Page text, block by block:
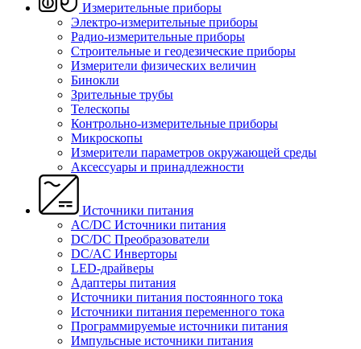
Измерительные приборы
Электро-измерительные приборы
Радио-измерительные приборы
Строительные и геодезические приборы
Измерители физических величин
Бинокли
Зрительные трубы
Телескопы
Контрольно-измерительные приборы
Микроскопы
Измерители параметров окружающей среды
Аксессуары и принадлежности
Источники питания
AC/DC Источники питания
DC/DC Преобразователи
DC/AC Инверторы
LED-драйверы
Адаптеры питания
Источники питания постоянного тока
Источники питания переменного тока
Программируемые источники питания
Импульсные источники питания